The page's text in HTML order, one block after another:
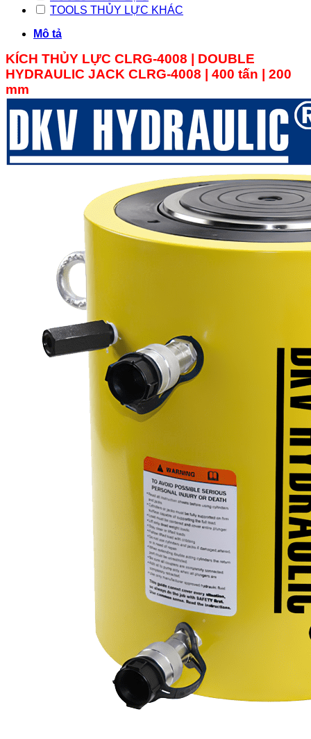
TOOLS THỦY LỰC KHÁC
Mô tả
KÍCH THỦY LỰC CLRG-4008 | DOUBLE
HYDRAULIC JACK CLRG-4008
| 400 tấn | 200
mm